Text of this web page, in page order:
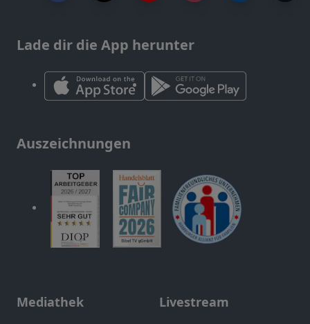
Lade dir die App herunter
Auszeichnungen
Mediathek Livestream